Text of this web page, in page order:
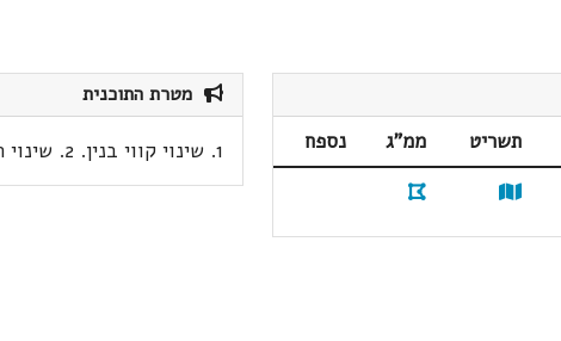
תשריט ממ"ג
נספח
מטרת התוכנית
1. שינוי קווי בנין. 2. שינוי הוראות בינוי ועיצוב אדריכלי.